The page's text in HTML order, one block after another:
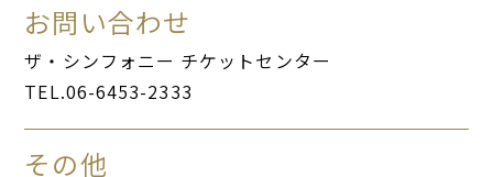
お問い合わせ
ザ・シンフォニー チケットセンター
TEL.06-6453-2333
その他